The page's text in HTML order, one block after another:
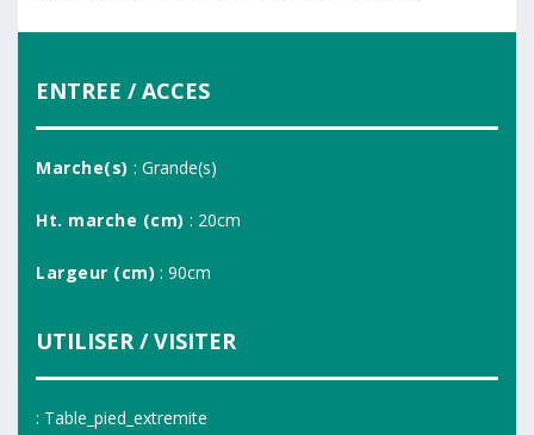
ENTREE / ACCES
Marche(s) : Grande(s)
Ht. marche (cm) : 20cm
Largeur (cm) : 90cm
UTILISER / VISITER
: Table_pied_extremite